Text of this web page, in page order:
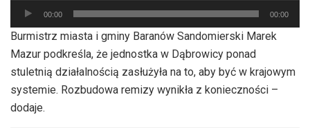
Odtwarzacz
plików
dźwiękowych
00:00 00:00
Burmistrz miasta i gminy Baranów Sandomierski Marek
Mazur podkreśla, że jednostka w Dąbrowicy ponad
stuletnią działalnością zasłużyła na to, aby być w krajowym
systemie. Rozbudowa remizy wynikła z konieczności –
dodaje.